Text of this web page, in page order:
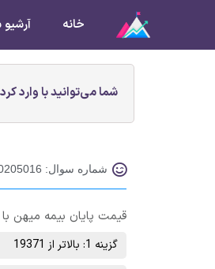
خانه
شما می‌توانید با وارد
شماره سوال: 140205016
قیمت پایان بيمه ميهن با نماد میهن در
گزینه 1: بالاتر از 19371